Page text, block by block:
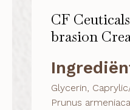
CF
brasion
Glycerin,
Prunus